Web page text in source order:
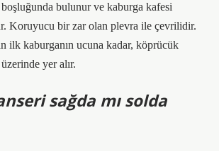
bulunur ve kaburga kafesi
Koruyucu bir zar olan plevra ile çevrilidir.
ilk kaburganın ucuna kadar, köprücük
yer alır.
sağda mı solda